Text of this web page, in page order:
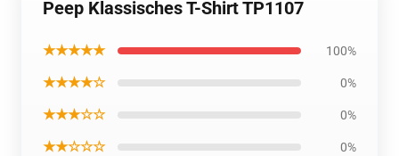
Peep Klassisches T-Shirt TP1107
★★★★★ 100%
★★★★☆ 0%
★★★☆☆ 0%
★★☆☆☆ 0%